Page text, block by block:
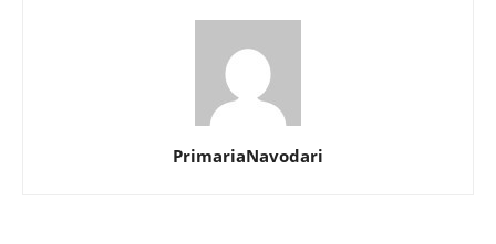
PrimariaNavodari